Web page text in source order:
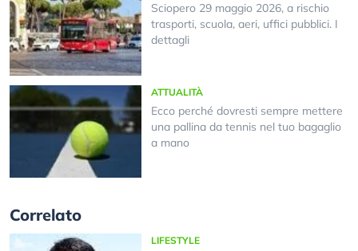
Sciopero 29 maggio 2026, a rischio
trasporti, scuola, aeri, uffici pubblici. I
dettagli
ATTUALITÀ
Ecco perché dovresti sempre mettere
una pallina da tennis nel tuo bagaglio
a mano
Correlato
LIFESTYLE